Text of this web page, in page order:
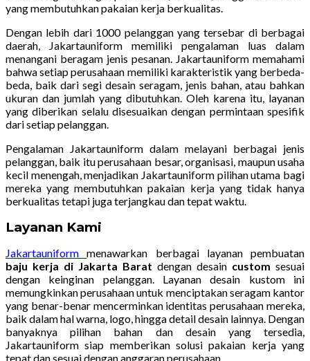
yang membutuhkan pakaian kerja berkualitas.
Dengan lebih dari 1000 pelanggan yang tersebar di berbagai
daerah, Jakartauniform memiliki pengalaman luas dalam
menangani beragam jenis pesanan. Jakartauniform memahami
bahwa setiap perusahaan memiliki karakteristik yang berbeda-
beda, baik dari segi desain seragam, jenis bahan, atau bahkan
ukuran dan jumlah yang dibutuhkan. Oleh karena itu, layanan
yang diberikan selalu disesuaikan dengan permintaan spesifik
dari setiap pelanggan.
Pengalaman Jakartauniform dalam melayani berbagai jenis
pelanggan, baik itu perusahaan besar, organisasi, maupun usaha
kecil menengah, menjadikan Jakartauniform pilihan utama bagi
mereka yang membutuhkan pakaian kerja yang tidak hanya
berkualitas tetapi juga terjangkau dan tepat waktu.
Layanan Kami
Jakartauniformmenawarkan berbagai layanan pembuatan
baju kerja di Jakarta Barat dengan desain custom sesuai
dengan keinginan pelanggan. Layanan desain kustom ini
memungkinkan perusahaan untuk menciptakan seragam kantor
yang benar-benar mencerminkan identitas perusahaan mereka,
baik dalam hal warna, logo, hingga detail desain lainnya. Dengan
banyaknya pilihan bahan dan desain yang tersedia,
Jakartauniform siap memberikan solusi pakaian kerja yang
tepat dan sesuai dengan anggaran perusahaan.